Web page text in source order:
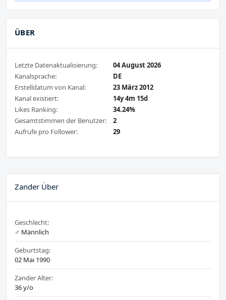
ÜBER
Letzte Datenaktualisierung:
04 August 2026
Kanalsprache:
DE
Erstelldatum von Kanal:
23 März 2012
Kanal existiert:
14y 4m 15d
Likes Ranking:
34.24%
Gesamtstimmen der Benutzer:
2
Aufrufe pro Follower:
29
Zander Über
Geschlecht:
♂️ Männlich
Geburtstag:
02 Mai 1990
Zander Alter:
36 y/o